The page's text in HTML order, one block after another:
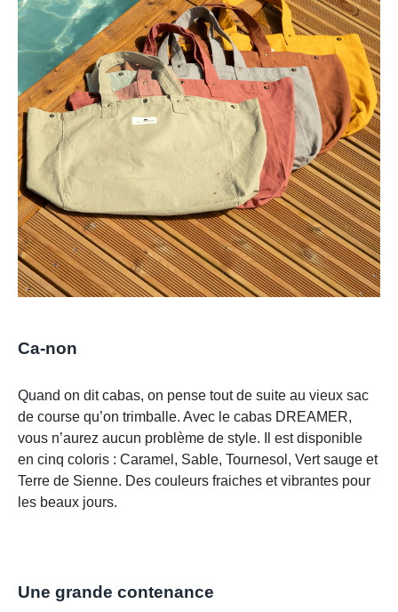
Ca-non
Quand on dit cabas, on pense tout de suite au vieux sac
de course qu’on trimballe. Avec le cabas DREAMER,
vous n’aurez aucun problème de style. Il est disponible
en cinq coloris : Caramel, Sable, Tournesol, Vert sauge et
Terre de Sienne. Des couleurs fraiches et vibrantes pour
les beaux jours.
Une grande contenance